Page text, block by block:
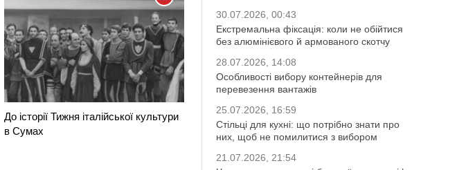
До історії Тижня італійської культури
в Сумах
30.07.2026, 00:43
Екстремальна фіксація: коли не обійтися
без алюмінієвого й армованого скотчу
28.07.2026, 14:08
Особливості вибору контейнерів для
перевезення вантажів
25.07.2026, 16:59
Стільці для кухні: що потрібно знати про
них, щоб не помилитися з вибором
21.07.2026, 21:54